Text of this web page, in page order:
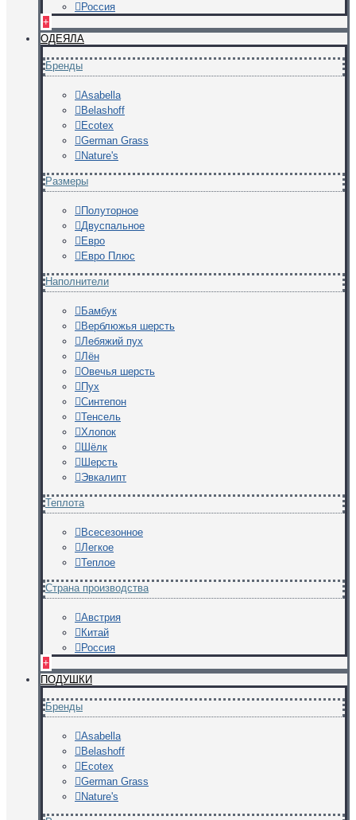
Россия
+
ОДЕЯЛА
Бренды
Asabella
Belashoff
Ecotex
German Grass
Nature's
Размеры
Полуторное
Двуспальное
Евро
Евро Плюс
Наполнители
Бамбук
Верблюжья шерсть
Лебяжий пух
Лён
Овечья шерсть
Пух
Синтепон
Тенсель
Хлопок
Шёлк
Шерсть
Эвкалипт
Теплота
Всесезонное
Легкое
Теплое
Страна производства
Австрия
Китай
Россия
+
ПОДУШКИ
Бренды
Asabella
Belashoff
Ecotex
German Grass
Nature's